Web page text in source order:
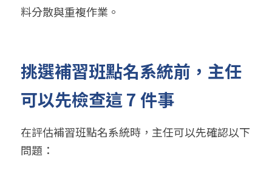
料分散與重複作業。
挑選補習班點名系統前，主任
可以先檢查這 7 件事
在評估補習班點名系統時，主任可以先確認以下
問題：